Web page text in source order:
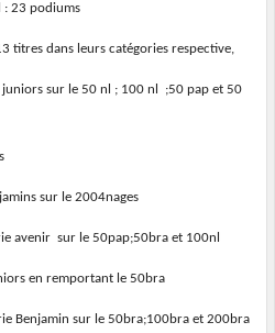
: 23 podiums
titres dans leurs catégories respective,
juniors sur le 50 nl ; 100 nl ;50 pap et 50
sur le 2004nages
avenir sur le 50pap;50bra et 100nl
en remportant le 50bra
Benjamin sur le 50bra;100bra et 200bra